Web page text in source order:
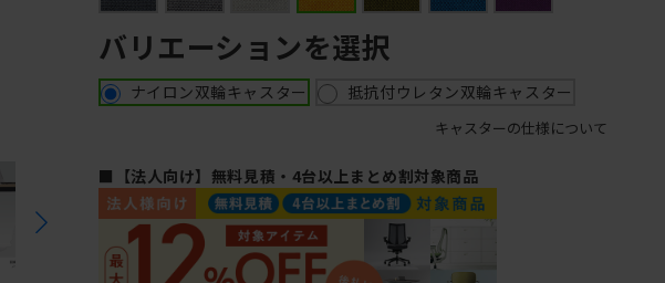
バリエーションを選択
ナイロン双輪キャスター 抵抗付ウレタン双輪キャスター
キャスターの仕様について
■【法人向け】無料見積・4台以上まとめ割対象商品